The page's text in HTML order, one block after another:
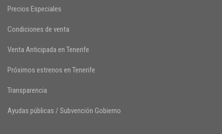
Precios Especiales
Condiciones de venta
Venta Anticipada en Tenerife
Próximos estrenos en Tenerife
Transparencia
Ayudas públicas / Subvención Gobierno